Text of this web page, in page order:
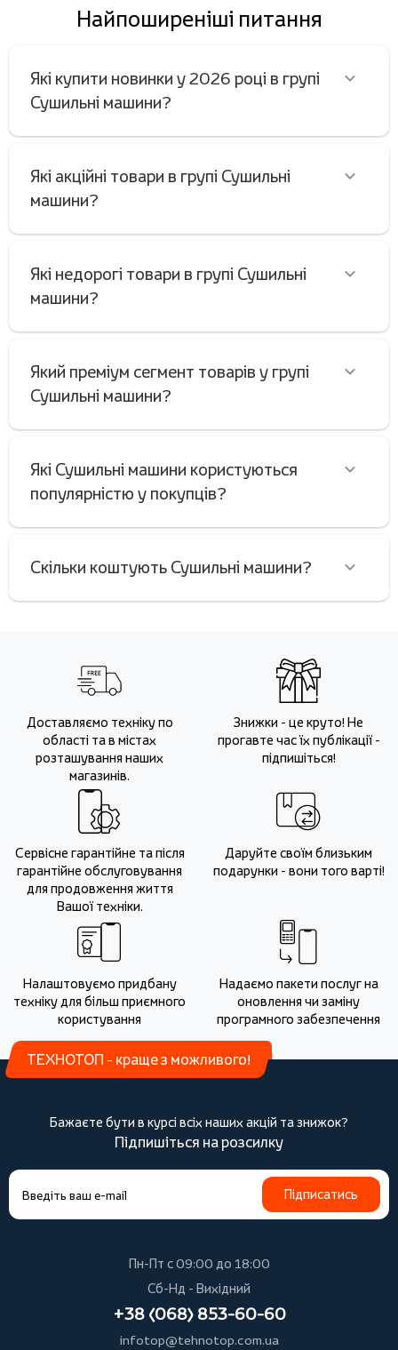
Найпоширеніші питання
Які купити новинки у 2026 році в групі
Сушильні машини?
Які акційні товари в групі Сушильні
машини?
Які недорогі товари в групі Сушильні
машини?
Який преміум сегмент товарів у групі
Сушильні машини?
Які Сушильні машини користуються
популярністю у покупців?
Скільки коштують Сушильні машини?
Доставляємо техніку по
області та в містах
розташування наших
магазинів.
Знижки - це круто! Не
прогавте час їх публікації -
підпишіться!
Сервісне гарантійне та після
гарантійне обслуговування
для продовження життя
Вашої техніки.
Даруйте своїм близьким
подарунки - вони того варті!
Налаштовуємо придбану
техніку для більш приємного
користування
Надаємо пакети послуг на
оновлення чи заміну
програмного забезпечення
ТЕХНОТОП - краще з можливого!
Бажаєте бути в курсі всіх наших акцій та знижок?
Підпишіться на розсилку
Підписатись
Пн-Пт с 09:00 до 18:00
Сб-Нд - Вихідний
+38 (068) 853-60-60
infotop@tehnotop.com.ua